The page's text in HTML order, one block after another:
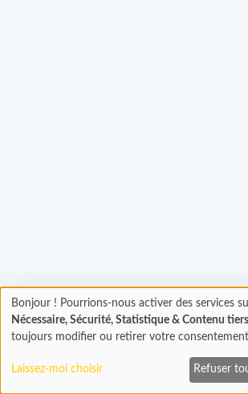
Chargement... Chargement
En cours...
Bonjour ! Pourrions-nous activer des services
Nécessaire, Sécurité, Statistique & Contenu tiers
toujours modifier ou retirer votre
Laissez-moi choisir Refuser